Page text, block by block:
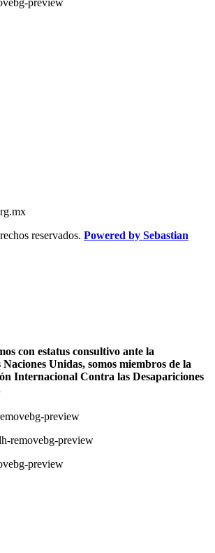
reservados. Powered by Sebastian
con estatus consultivo ante la
Unidas, somos miembros de la
Internacional Contra las Desapariciones